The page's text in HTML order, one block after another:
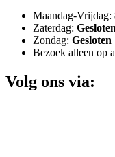
Maandag-Vrijdag:
Zaterdag: Gesloten
Zondag: Gesloten
Bezoek alleen op
Volg ons via: